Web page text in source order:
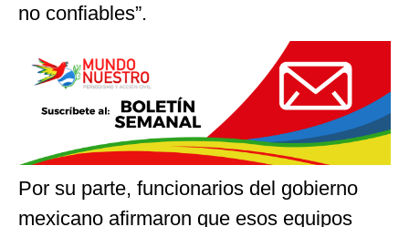
no confiables”.
Por su parte, funcionarios del gobierno
mexicano afirmaron que esos equipos